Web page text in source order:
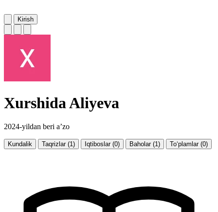
Kirish
Xurshida Aliyeva
2024-yildan beri a’zo
Kundalik Taqrizlar (1) Iqtiboslar (0) Baholar (1) To‘plamlar (0)